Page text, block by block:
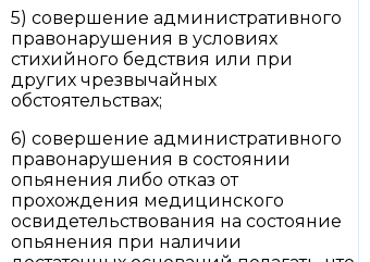
5) совершение административного
правонарушения в условиях
стихийного бедствия или при
других чрезвычайных
обстоятельствах;
6) совершение административного
правонарушения в состоянии
опьянения либо отказ от
прохождения медицинского
освидетельствования на состояние
опьянения при наличии